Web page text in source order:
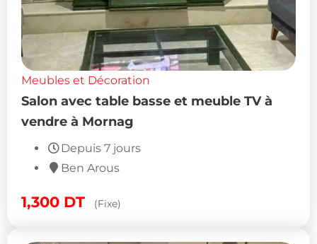
Meubles et Décoration
Salon avec table basse et meuble TV à
vendre à Mornag
Depuis 7 jours
Ben Arous
1,300 DT (Fixe)